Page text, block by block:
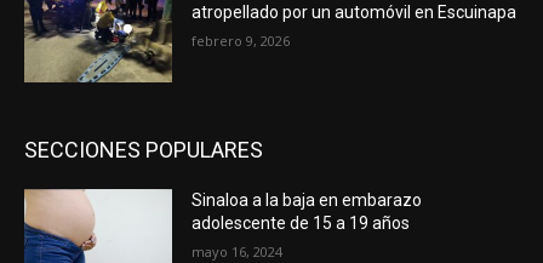
atropellado por un automóvil en Escuinapa
febrero 9, 2026
SECCIONES POPULARES
Sinaloa a la baja en embarazo
adolescente de 15 a 19 años
mayo 16, 2024